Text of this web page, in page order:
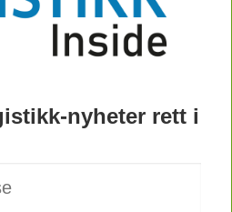
nyheter rett i